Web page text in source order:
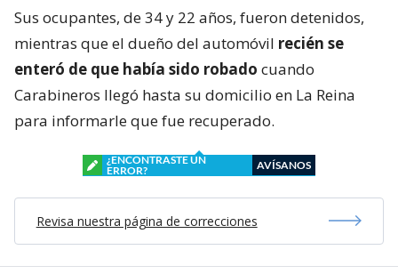
Sus ocupantes, de 34 y 22 años, fueron detenidos,
mientras que el dueño del automóvil recién se
enteró de que había sido robado cuando
Carabineros llegó hasta su domicilio en La Reina
para informarle que fue recuperado.
¿ENCONTRASTE UN
ERROR?
AVÍSANOS
Revisa nuestra página de correcciones